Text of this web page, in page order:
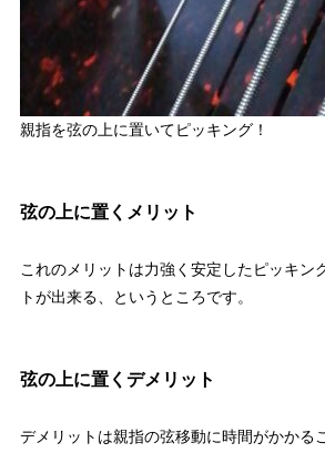
親指を弦の上に置いてピッキング！
弦の上に置くメリット
これのメリットは力強く安定したピッキン
トが出来る、というところです。
弦の上に置くデメリット
デメリットは親指の弦移動に時間がかかる